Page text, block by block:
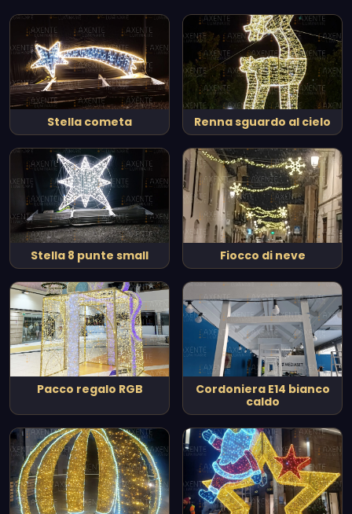
Stella cometa Renna sguardo al cielo
Stella 8 punte small Fiocco di neve
Pacco regalo RGB
Cordoniera E14 bianco
caldo